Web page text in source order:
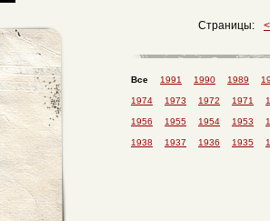
Страницы:
Все 1991 1990 1989
1974 1973 1972 1971
1956 1955 1954 1953
1938 1937 1936 1935